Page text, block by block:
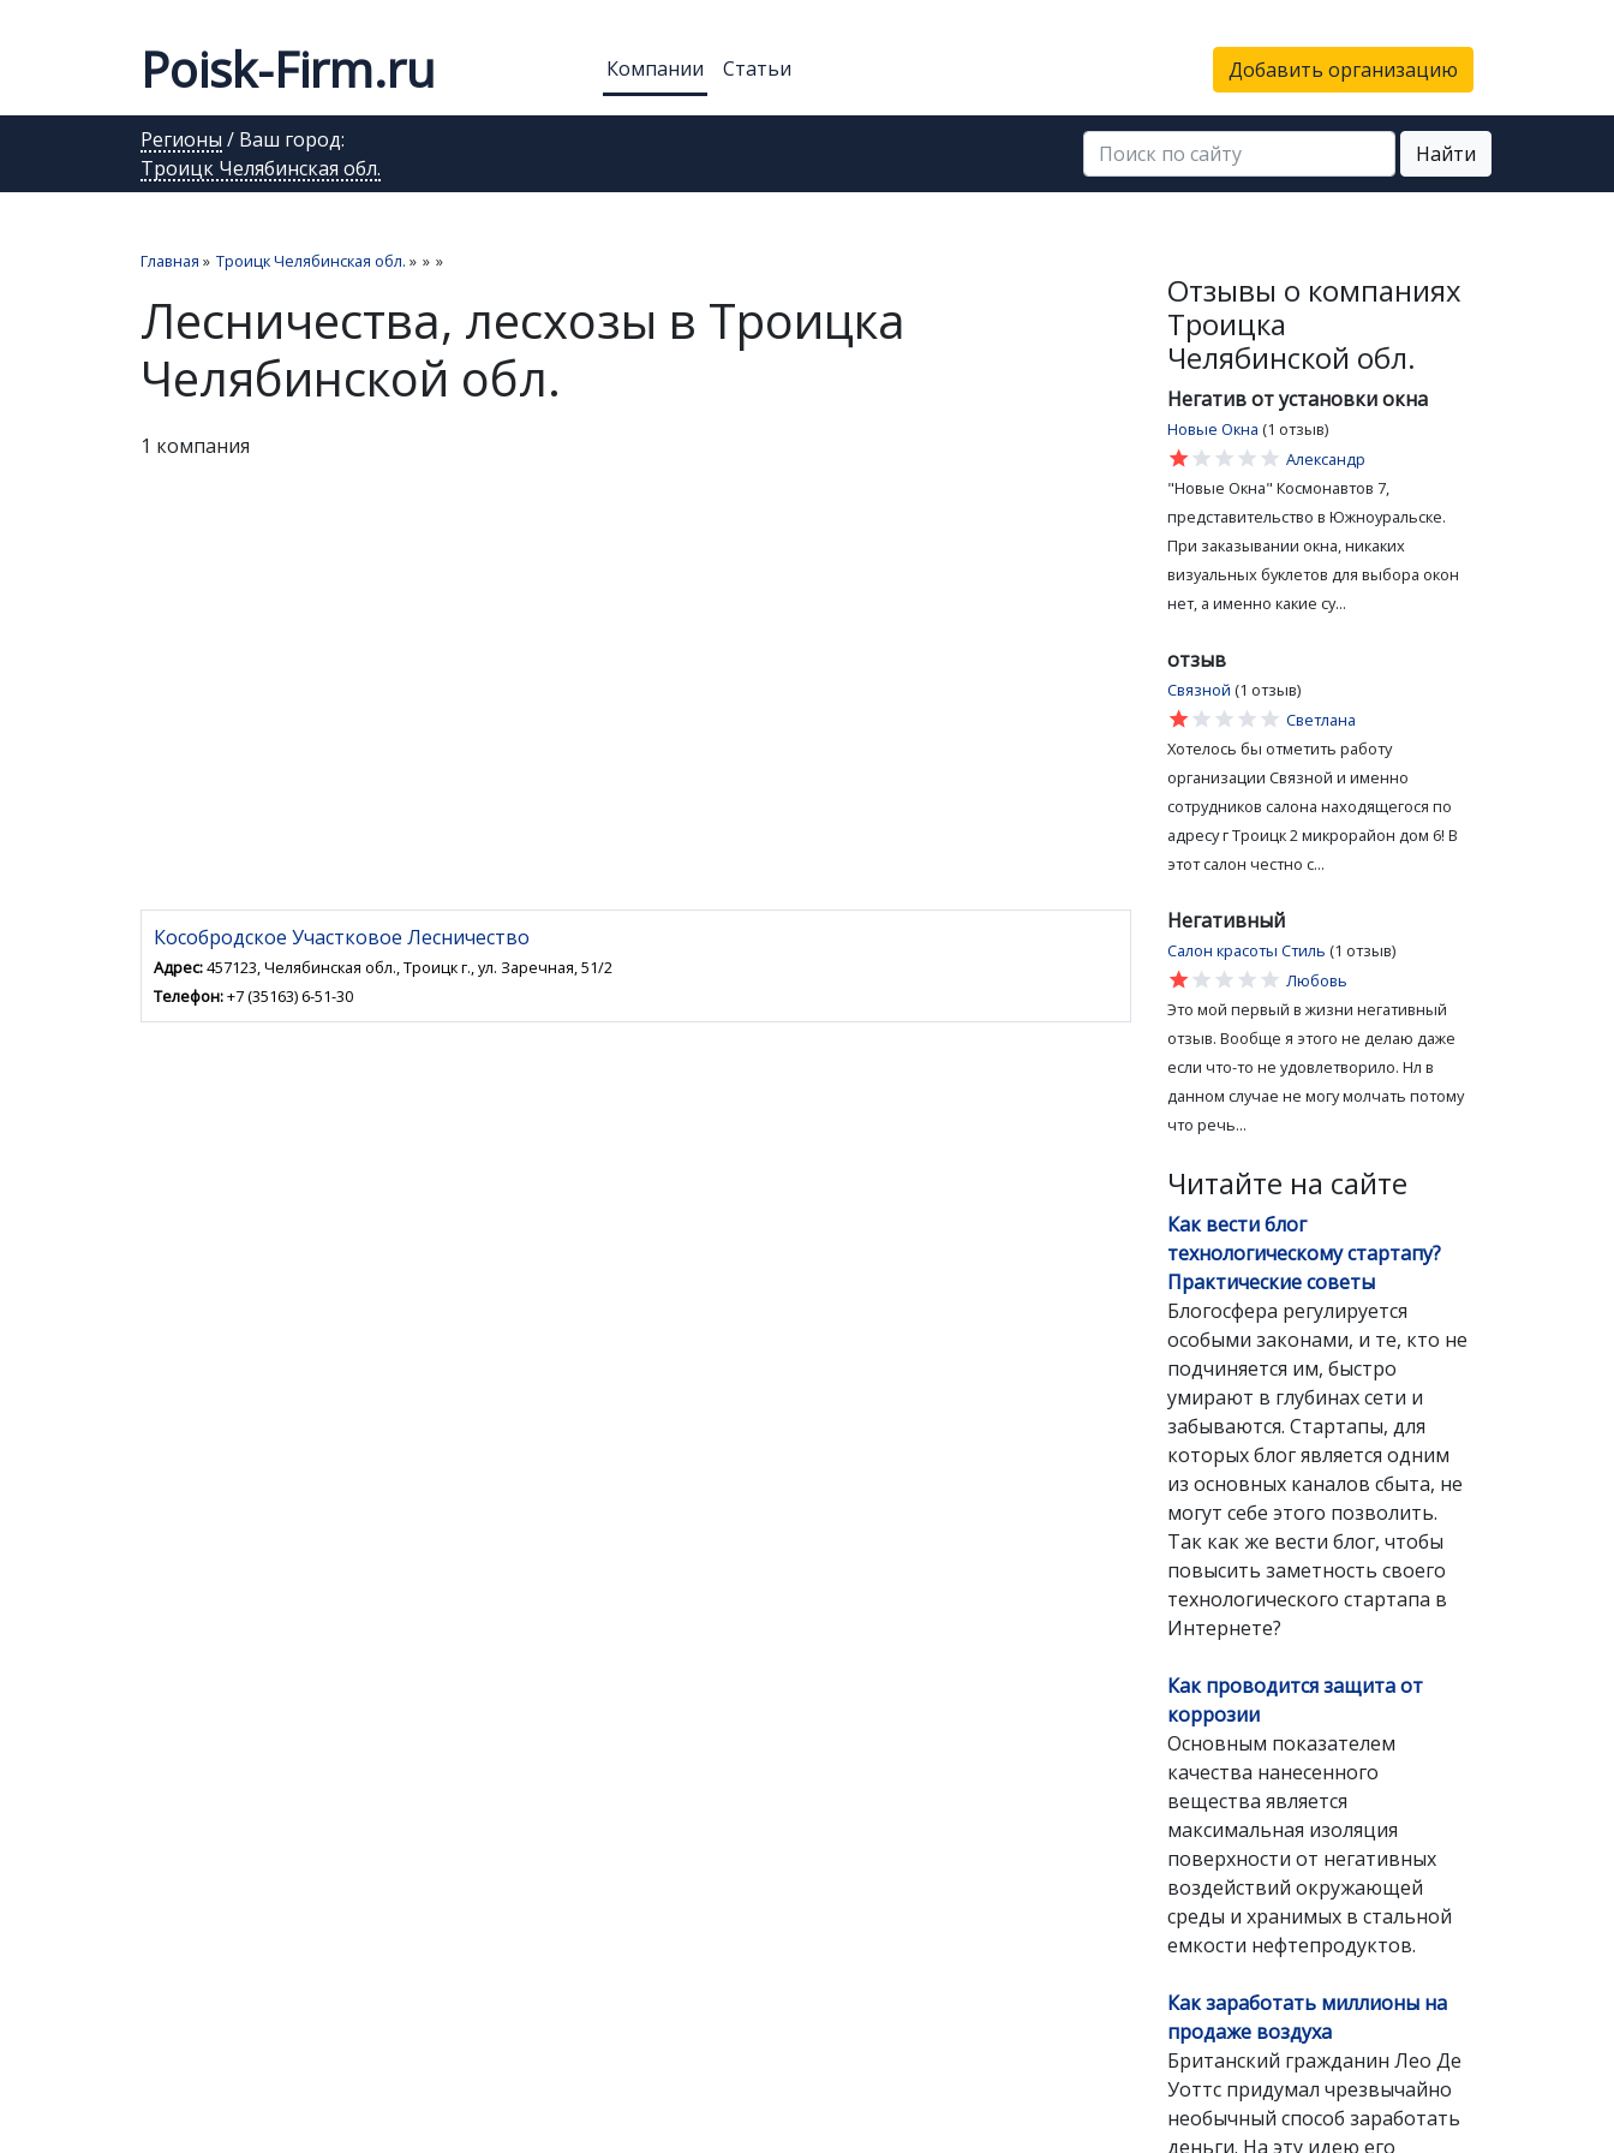
Poisk-Firm.ru Компании Статьи Добавить организацию
Регионы / Ваш город:
Троицк Челябинская обл.
Найти
Главная » Троицк Челябинская обл. » » »
Лесничества, лесхозы в Троицка
Челябинской обл.
1 компания
Кособродское Участковое Лесничество
Адрес:457123, Челябинская обл., Троицк г., ул. Заречная, 51/2
Телефон:+7 (35163) 6-51-30
Отзывы о компаниях
Троицка
Челябинской обл.
Негатив от установки окна
Новые Окна (1 отзыв)
star
star
star
star
star
Александр
"Новые Окна" Космонавтов 7,
представительство в Южноуральске.
При заказывании окна, никаких
визуальных буклетов для выбора окон
нет, а именно какие су...
отзыв
Связной (1 отзыв)
star
star
star
star
star
Светлана
Хотелось бы отметить работу
организации Связной и именно
сотрудников салона находящегося по
адресу г Троицк 2 микрорайон дом 6! В
этот салон честно с...
Негативный
Салон красоты Стиль (1 отзыв)
star
star
star
star
star
Любовь
Это мой первый в жизни негативный
отзыв. Вообще я этого не делаю даже
если что-то не удовлетворило. Нл в
данном случае не могу молчать потому
что речь...
Читайте на сайте
Как вести блог
технологическому стартапу?
Практические советы
Блогосфера регулируется
особыми законами, и те, кто не
подчиняется им, быстро
умирают в глубинах сети и
забываются. Стартапы, для
которых блог является одним
из основных каналов сбыта, не
могут себе этого позволить.
Так как же вести блог, чтобы
повысить заметность своего
технологического стартапа в
Интернете?
Как проводится защита от
коррозии
Основным показателем
качества нанесенного
вещества является
максимальная изоляция
поверхности от негативных
воздействий окружающей
среды и хранимых в стальной
емкости нефтепродуктов.
Как заработать миллионы на
продаже воздуха
Британский гражданин Лео Де
Уоттс придумал чрезвычайно
необычный способ заработать
деньги. На эту идею его